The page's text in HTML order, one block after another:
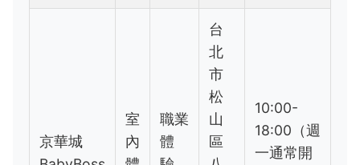
京華城
室
內
職業
體
台
北
市
松
山
區
10:00-
18:00（週
一通常開